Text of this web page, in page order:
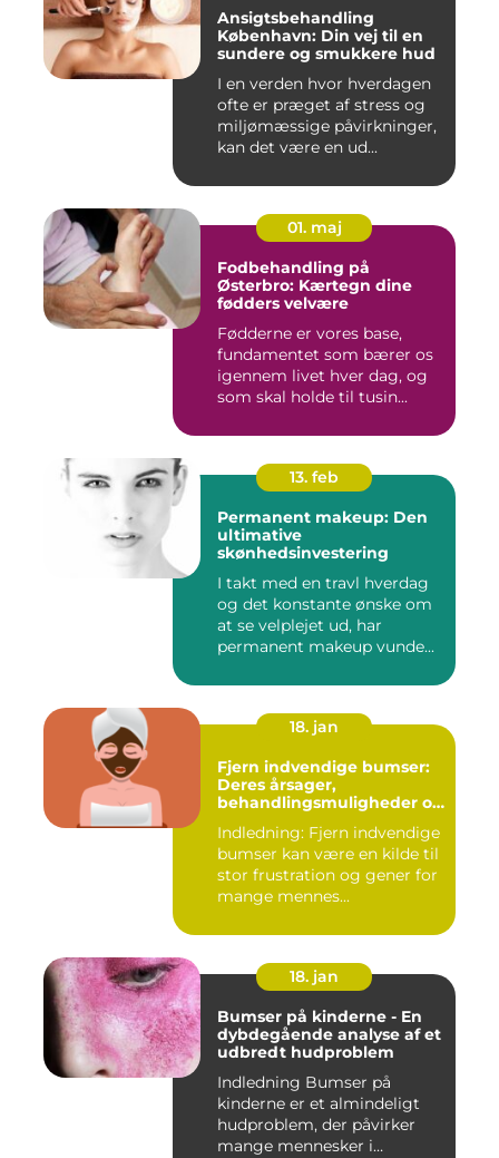
Ansigtsbehandling
København: Din vej til en
sundere og smukkere hud
I en verden hvor hverdagen
ofte er præget af stress og
miljømæssige påvirkninger,
kan det være en ud...
01. maj
Fodbehandling på
Østerbro: Kærtegn dine
fødders velvære
Fødderne er vores base,
fundamentet som bærer os
igennem livet hver dag, og
som skal holde til tusin...
13. feb
Permanent makeup: Den
ultimative
skønhedsinvestering
I takt med en travl hverdag
og det konstante ønske om
at se velplejet ud, har
permanent makeup vunde...
18. jan
Fjern indvendige bumser:
Deres årsager,
behandlingsmuligheder og
Indledning: Fjern indvendige
bumser kan være en kilde til
stor frustration og gener for
mange mennes...
18. jan
Bumser på kinderne - En
dybdegående analyse af et
udbredt hudproblem
Indledning Bumser på
kinderne er et almindeligt
hudproblem, der påvirker
mange mennesker i